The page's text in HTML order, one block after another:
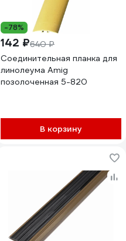
-78%
142 ₽640 ₽
Соединительная планка для
линолеума Amig
позолоченная 5-820
В корзину